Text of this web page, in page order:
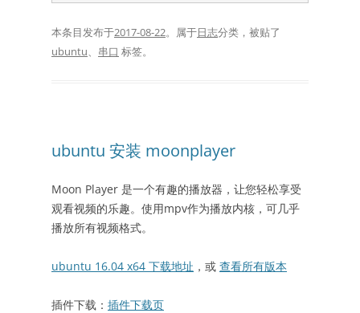
本条目发布于2017-08-22。属于日志分类，被贴了
ubuntu、 串口 标签。
ubuntu 安装 moonplayer
Moon Player 是一个有趣的播放器，让您轻松享受
观看视频的乐趣。使用mpv作为播放内核，可几乎
播放所有视频格式。
ubuntu 16.04 x64 下载地址 ，或 查看所有版本
插件下载： 插件下载页